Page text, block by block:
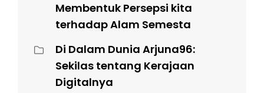
Membentuk Persepsi kita
terhadap Alam Semesta
Di Dalam Dunia Arjuna96:
Sekilas tentang Kerajaan
Digitalnya